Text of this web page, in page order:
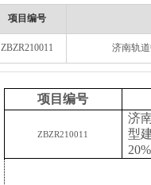
项目编号
ZBZR210011 济南轨
项目编号
ZBZR210011
济
型